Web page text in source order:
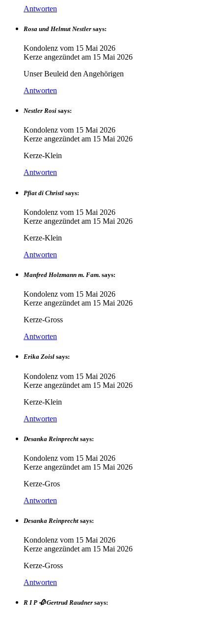
Antworten
Rosa und Helmut Nestler says:
Kondolenz vom 15 Mai 2026
Kerze angezündet am 15 Mai 2026
Unser Beuleid den Angehörigen
Antworten
Nestler Rosi says:
Kondolenz vom 15 Mai 2026
Kerze angezündet am 15 Mai 2026
Kerze-Klein
Antworten
Pfiat di Christl says:
Kondolenz vom 15 Mai 2026
Kerze angezündet am 15 Mai 2026
Kerze-Klein
Antworten
Manfred Holzmann m. Fam. says:
Kondolenz vom 15 Mai 2026
Kerze angezündet am 15 Mai 2026
Kerze-Gross
Antworten
Erika Zoisl says:
Kondolenz vom 15 Mai 2026
Kerze angezündet am 15 Mai 2026
Kerze-Klein
Antworten
Desanka Reinprecht says:
Kondolenz vom 15 Mai 2026
Kerze angezündet am 15 Mai 2026
Kerze-Gros
Antworten
Desanka Reinprecht says:
Kondolenz vom 15 Mai 2026
Kerze angezündet am 15 Mai 2026
Kerze-Gross
Antworten
R I P 🥀 Gertrud Raudner says: